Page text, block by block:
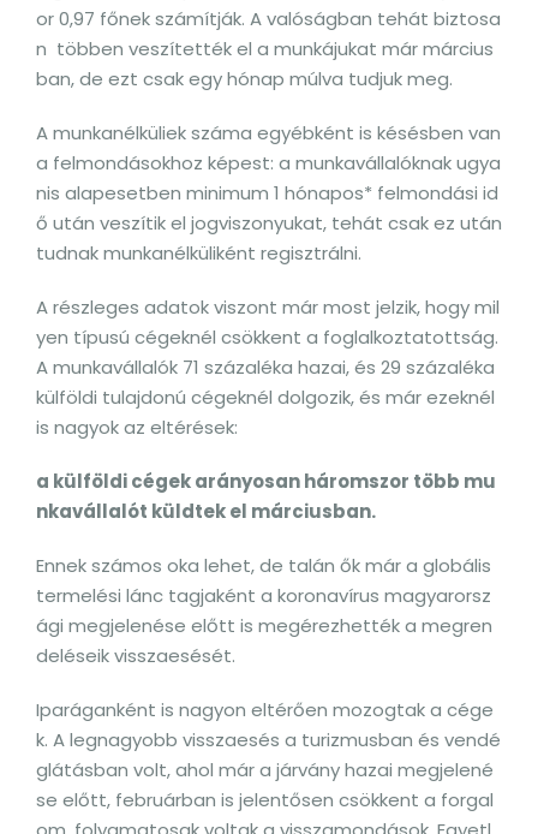
or 0,97 főnek számítják. A valóságban tehát biztosa
n többen veszítették el a munkájukat már március
ban, de ezt csak egy hónap múlva tudjuk meg.
A munkanélküliek száma egyébként is késésben van
a felmondásokhoz képest: a munkavállalóknak ugya
nis alapesetben minimum 1 hónapos* felmondási id
ő után veszítik el jogviszonyukat, tehát csak ez után
tudnak munkanélküliként regisztrálni.
A részleges adatok viszont már most jelzik, hogy mil
yen típusú cégeknél csökkent a foglalkoztatottság.
A munkavállalók 71 százaléka hazai, és 29 százaléka
külföldi tulajdonú cégeknél dolgozik, és már ezeknél
is nagyok az eltérések:
a külföldi cégek arányosan háromszor több mu
nkavállalót küldtek el márciusban.
Ennek számos oka lehet, de talán ők már a globális
termelési lánc tagjaként a koronavírus magyarorsz
ági megjelenése előtt is megérezhették a megren
deléseik visszaesését.
Iparáganként is nagyon eltérően mozogtak a cége
k. A legnagyobb visszaesés a turizmusban és vendé
glátásban volt, ahol már a járvány hazai megjelené
se előtt, februárban is jelentősen csökkent a forgal